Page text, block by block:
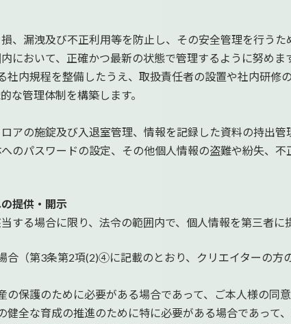
、漏洩及び不正利用等を防止し、その安全管理を行う
において、正確かつ最新の状態で管理するように努めま
社内規程を整備したうえ、取扱責任者の設置や社内研
な管理体制を構築します。
アの施錠及び入退室管理、情報を記録した資料の持出
のパスワードの設定、その他個人情報の盗難や紛失、不
提供・開示
する場合に限り、法令の範囲内で、個人情報を第三者に
合（第3条第2項(2)④に記載のとおり、クリエイターの方
の保護のために必要がある場合であって、ご本人様の同
健全な育成の推進のために特に必要がある場合であって